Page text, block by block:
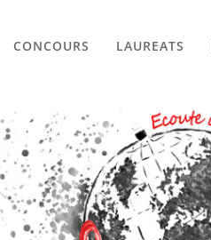
CONCOURS LAUREATS